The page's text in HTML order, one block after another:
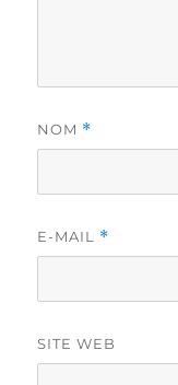
NOM *
E-MAIL *
SITE WEB